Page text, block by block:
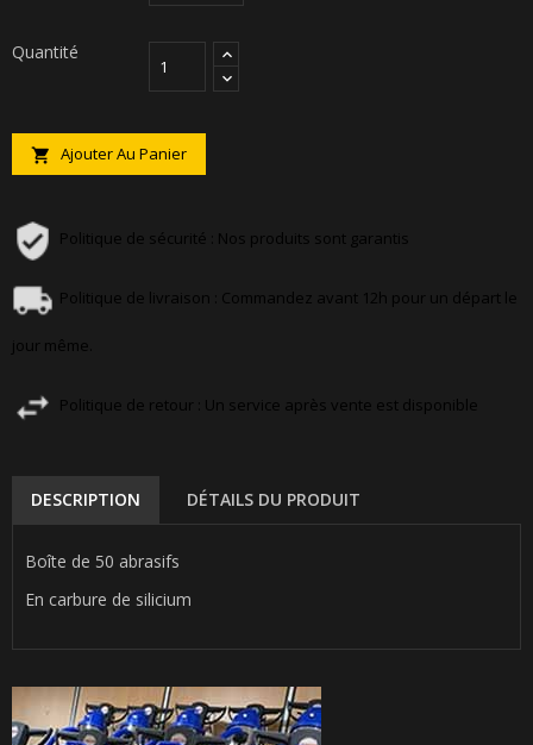
Quantité
 Ajouter Au Panier
Politique de sécurité : Nos produits sont garantis
Politique de livraison : Commandez avant 12h pour un départ le
jour même.
Politique de retour : Un service après vente est disponible
DESCRIPTION DÉTAILS DU PRODUIT
Boîte de 50 abrasifs
En carbure de silicium